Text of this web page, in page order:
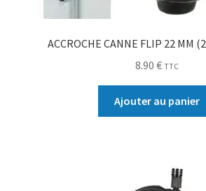
ACCROCHE CANNE FLIP 22 MM
8.90 € TTC
Ajouter au panier